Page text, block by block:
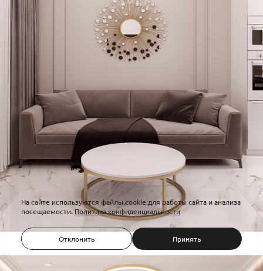
На сайте используются файлы cookie для работы сайта и анализа
посещаемости.Политика конфиденциальности
Отклонить Принять